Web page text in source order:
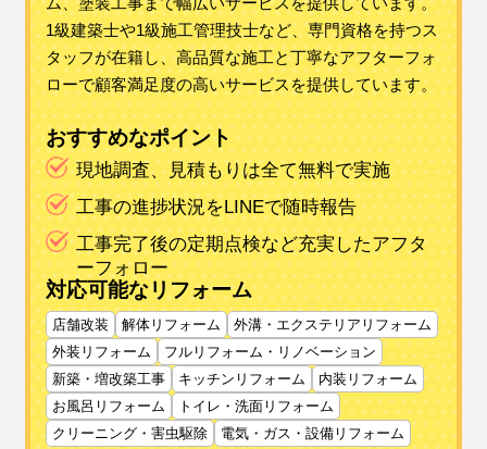
1級建築士や1級施工管理技士など、専門資格を持つス
タッフが在籍し、高品質な施工と丁寧なアフターフォ
ローで顧客満足度の高いサービスを提供しています。
おすすめなポイント
現地調査、見積もりは全て無料で実施
工事の進捗状況をLINEで随時報告
工事完了後の定期点検など充実したアフタ
ーフォロー
対応可能なリフォーム
店舗改装 解体リフォーム
外溝・エクステリアリフォーム
外装リフォーム
フルリフォーム・リノベーション
新築・増改築工事
キッチンリフォーム
内装リフォーム
お風呂リフォーム
トイレ・洗面リフォーム
クリーニング・害虫駆除
電気・ガス・設備リフォーム